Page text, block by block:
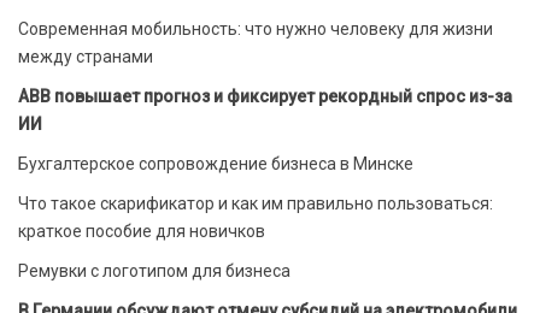
Современная мобильность: что нужно человеку для жизни
между странами
ABB повышает прогноз и фиксирует рекордный спрос из-за
ИИ
Бухгалтерское сопровождение бизнеса в Минске
Что такое скарификатор и как им правильно пользоваться:
краткое пособие для новичков
Ремувки с логотипом для бизнеса